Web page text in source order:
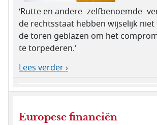
‘Rutte en andere -zelfbenoemde-
de rechtsstaat hebben wijselijk niet
de toren geblazen om het
te torpederen.’
Lees verder ›
Europese financiën